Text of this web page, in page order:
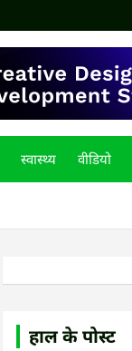
स्वास्थ्य वीडियो
हाल के पोस्ट